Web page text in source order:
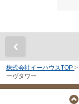
株式会社イーハウスTOP >
ーヴタワー